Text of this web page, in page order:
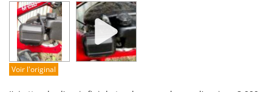
Prestations
Facilité d'utilisation
Qualité / Prix
Facilité de montage
Voir l'original